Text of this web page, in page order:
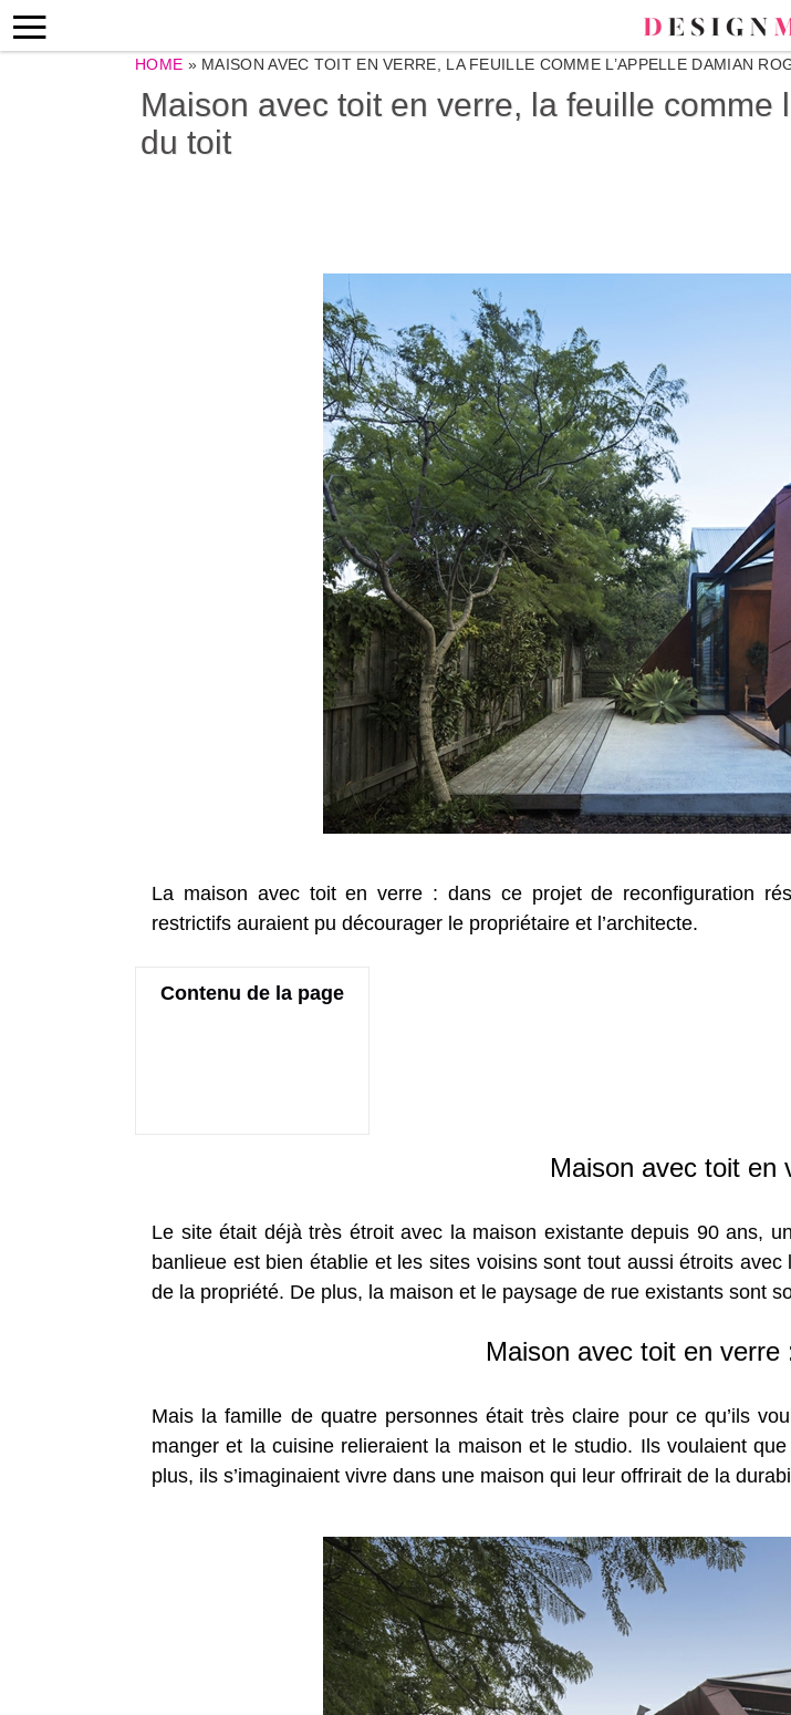
HOME » MAISON AVEC TOIT EN VERRE, LA FEUILLE COMME L’APPELLE DAMIAN
Maison avec toit en verre, la feuille comme
du toit
La maison avec toit en verre : dans ce projet de reconfiguration
restrictifs auraient pu décourager le propriétaire et l’architecte.
Contenu de la page
Maison avec toit en
Le site était déjà très étroit avec la maison existante depuis 90 ans,
banlieue est bien établie et les sites voisins sont tout aussi étroits
de la propriété. De plus, la maison et le paysage de rue existants sont
Maison avec toit en verre
Mais la famille de quatre personnes était très claire pour ce qu’ils
manger et la cuisine relieraient la maison et le studio. Ils voulaient
plus, ils s’imaginaient vivre dans une maison qui leur offrirait de la